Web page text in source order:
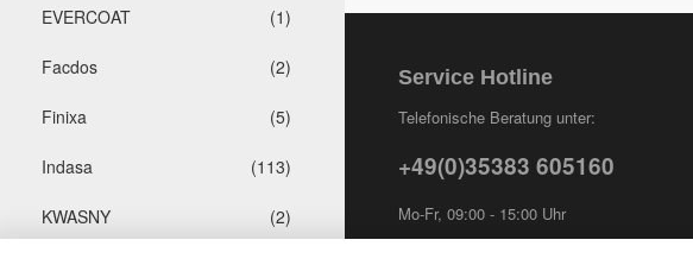
(1)
EVERCOAT
(2)
Facdos
(5)
Finixa
(113)
Indasa
(2)
KWASNY
Service Hotline
Telefonische Beratung unter:
+49(0)35383 605160
Mo-Fr, 09:00 - 15:00 Uhr